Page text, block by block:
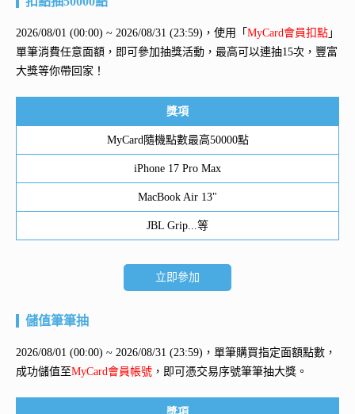
2026/08/01 (00:00) ~ 2026/08/31 (23:59)，使用「 MyCard會員扣點 」
單筆消費任意面額，即可參加抽獎活動，最高可以連抽15次，豐富
大獎等你帶回家！
獎項
MyCard隨機點數最高50000點
iPhone 17 Pro Max
MacBook Air 13"
JBL Grip...等
立即參加
儲值筆筆抽
2026/08/01 (00:00) ~ 2026/08/31 (23:59)，單筆購買指定面額點數，
成功儲值至MyCard會員帳號 ，即可憑交易序號筆筆抽大獎。